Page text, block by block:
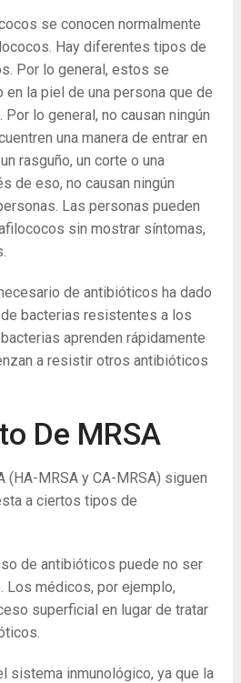
se conocen normalmente
Hay diferentes tipos de
Por lo general, estos se
en la piel de una persona que de
lo general, no causan ningún
una manera de entrar en
rasguño, un corte o una
de eso, no causan ningún
Las personas pueden
sin mostrar síntomas,
de antibióticos ha dado
bacterias resistentes a los
aprenden rápidamente
a resistir otros antibióticos
De MRSA
MRSA y CA-MRSA) siguen
a ciertos tipos de
de antibióticos puede no ser
Los médicos, por ejemplo,
superficial en lugar de tratar
sistema inmunológico, ya que la